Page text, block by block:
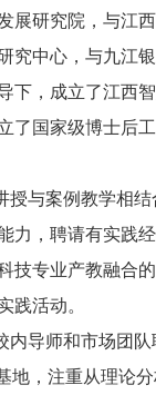
展研究院，与江
究中心，与九江
下，成立了江西
了国家级博士后
授与案例教学相
力，聘请有实践
技专业产教融合
践活动。
内导师和市场团
地，注重从理论